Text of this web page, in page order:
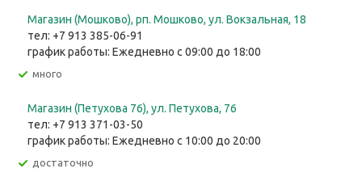
Магазин (Мошково), рп. Мошково, ул. Вокзальная, 18
тел: +7 913 385-06-91
график работы: Ежедневно с 09:00 до 18:00
Много
Магазин (Петухова 76), ул. Петухова, 76
тел: +7 913 371-03-50
график работы: Ежедневно с 10:00 до 20:00
Достаточно